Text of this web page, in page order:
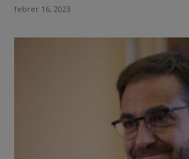
febrer 16, 2023